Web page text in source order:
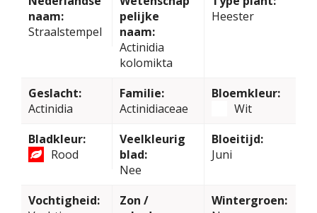
naam:
Straalstempel
pelijke
naam:
Actinidia
kolomikta
Heester
Geslacht:
Actinidia
Familie:
Actinidiaceae
Bloemkleur:
Wit
Bladkleur:
Rood
Veelkleurig
blad:
Nee
Bloeitijd:
Juni
Vochtigheid:
Zon /
Wintergroen: